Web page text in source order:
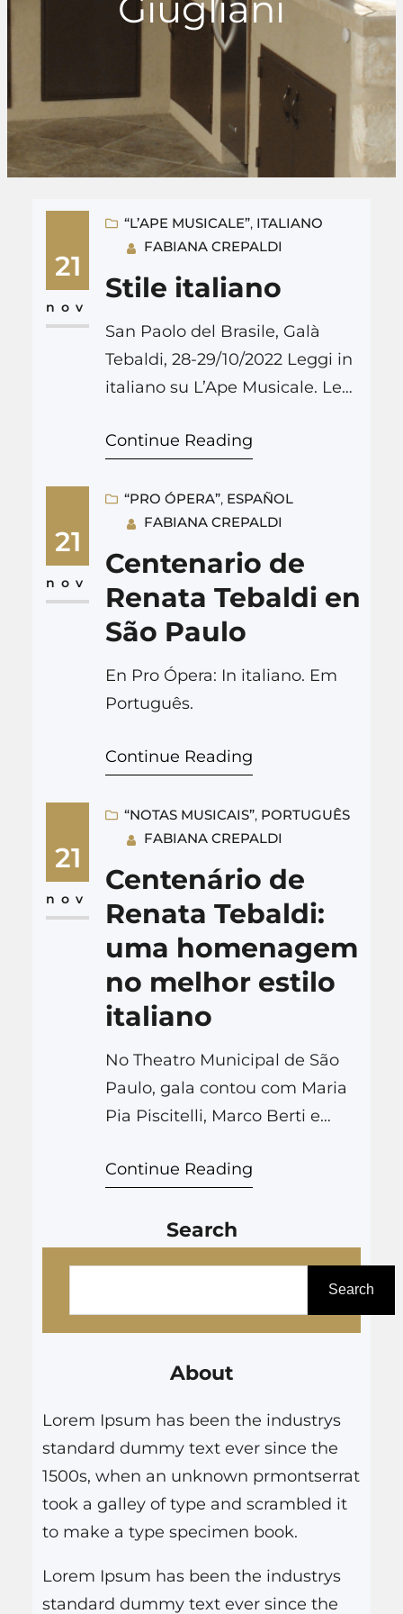
21
nov
“L’APE MUSICALE”, ITALIANO
FABIANA CREPALDI
Stile italiano
San Paolo del Brasile, Galà
Tebaldi, 28-29/10/2022 Leggi in
italiano su L’Ape Musicale. Leer
Em português (Notas
Continue Reading
21
nov
“PRO ÓPERA”, ESPAÑOL
FABIANA CREPALDI
Centenario de
Renata Tebaldi en
São Paulo
En Pro Ópera: In italiano. Em
Português.
Continue Reading
21
nov
“NOTAS MUSICAIS”, PORTUGUÊS
FABIANA CREPALDI
Centenário de
Renata Tebaldi:
uma homenagem
no melhor estilo
italiano
No Theatro Municipal de São
Paulo, gala contou com Maria
Pia Piscitelli, Marco Berti e
Notas Musicais: En español In
Continue Reading
Search
s
a
r
Search
About
Lorem Ipsum has been the industrys
standard dummy text ever since the
1500s, when an unknown prmontserrat
took a galley of type and scrambled it
to make a type specimen book.
Lorem Ipsum has been the industrys
standard dummy text ever since the